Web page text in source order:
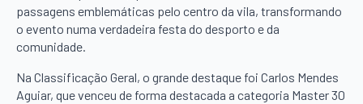
passagens emblemáticas pelo centro da vila, transformando
o evento numa verdadeira festa do desporto e da
comunidade.
Na Classificação Geral, o grande destaque foi Carlos Mendes
Aguiar, que venceu de forma destacada a categoria Master 30